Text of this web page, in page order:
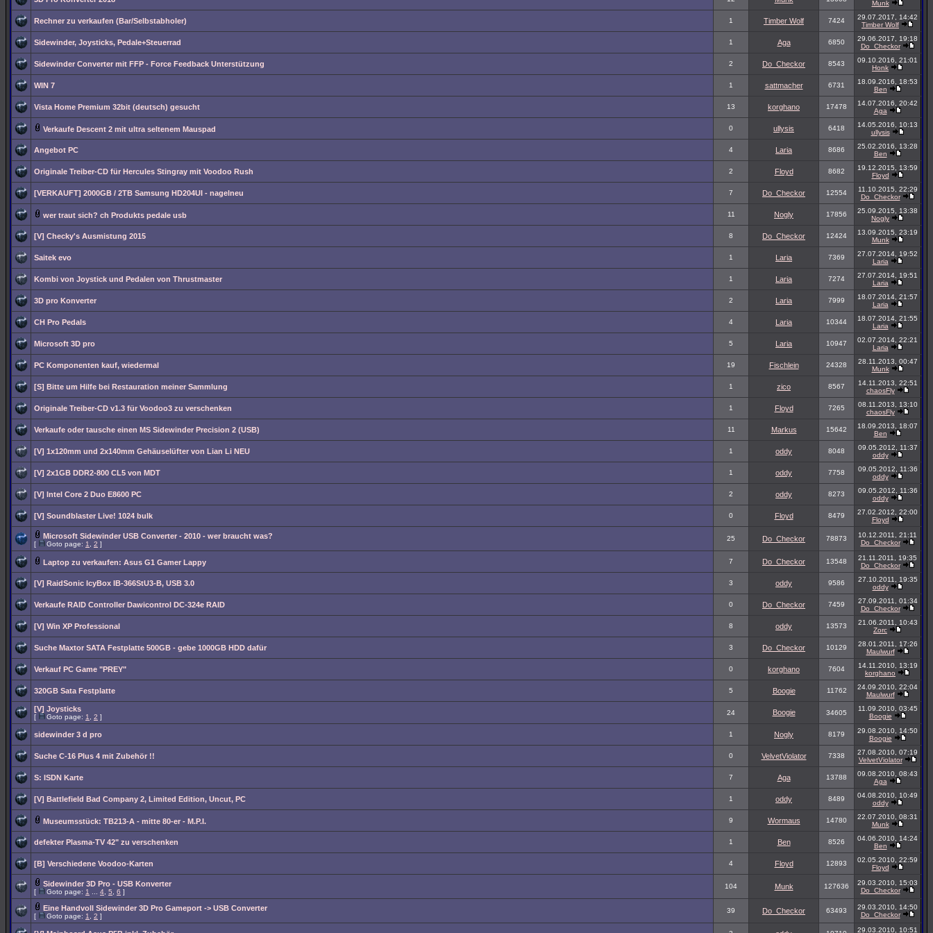
Munk
Rechner zu verkaufen (Bar/Selbstabholer) 1 Timber Wolf 7424
29.07.2017, 14:42
Timber Wolf
Sidewinder, Joysticks, Pedale+Steuerrad 1 Aga 6850
29.06.2017, 19:18
Do_Checkor
Sidewinder Converter mit FFP - Force Feedback Unterstützung 2 Do_Checkor 8543
09.10.2016, 21:01
Honk
WIN 7 1 sattmacher 6731
18.09.2016, 18:53
Ben
Vista Home Premium 32bit (deutsch) gesucht 13 korghano 17478
14.07.2016, 20:42
Aga
Verkaufe Descent 2 mit ultra seltenem Mauspad 0 ullysis 6418
14.05.2016, 10:13
ullysis
Angebot PC 4 Laria 8686
25.02.2016, 13:28
Ben
Originale Treiber-CD für Hercules Stingray mit Voodoo Rush 2 Floyd 8682
19.12.2015, 13:59
Floyd
[VERKAUFT] 2000GB / 2TB Samsung HD204UI - nagelneu 7 Do_Checkor 12554
11.10.2015, 22:29
Do_Checkor
wer traut sich? ch Produkts pedale usb 11 Nogly 17856
25.09.2015, 13:38
Nogly
[V] Checky's Ausmistung 2015 8 Do_Checkor 12424
13.09.2015, 23:19
Munk
Saitek evo 1 Laria 7369
27.07.2014, 19:52
Laria
Kombi von Joystick und Pedalen von Thrustmaster 1 Laria 7274
27.07.2014, 19:51
Laria
3D pro Konverter 2 Laria 7999
18.07.2014, 21:57
Laria
CH Pro Pedals 4 Laria 10344
18.07.2014, 21:55
Laria
Microsoft 3D pro 5 Laria 10947
02.07.2014, 22:21
Laria
PC Komponenten kauf, wiedermal 19 Fischlein 24328
28.11.2013, 00:47
Munk
[S] Bitte um Hilfe bei Restauration meiner Sammlung 1 zico 8567
14.11.2013, 22:51
chaosFly
Originale Treiber-CD v1.3 für Voodoo3 zu verschenken 1 Floyd 7265
08.11.2013, 13:10
chaosFly
Verkaufe oder tausche einen MS Sidewinder Precision 2 (USB) 11 Markus 15642
18.09.2013, 18:07
Ben
[V] 1x120mm und 2x140mm Gehäuselüfter von Lian Li NEU 1 oddy 8048
09.05.2012, 11:37
oddy
[V] 2x1GB DDR2-800 CL5 von MDT 1 oddy 7758
09.05.2012, 11:36
oddy
[V] Intel Core 2 Duo E8600 PC 2 oddy 8273
09.05.2012, 11:36
oddy
[V] Soundblaster Live! 1024 bulk 0 Floyd 8479
27.02.2012, 22:00
Floyd
Microsoft Sidewinder USB Converter - 2010 - wer braucht was?
[ Goto page: 1 2 ]
25 Do_Checkor 78873
10.12.2011, 21:11
Do_Checkor
Laptop zu verkaufen: Asus G1 Gamer Lappy 7 Do_Checkor 13548
21.11.2011, 19:35
Do_Checkor
[V] RaidSonic IcyBox IB-366StU3-B, USB 3.0 3 oddy 9586
27.10.2011, 19:35
oddy
Verkaufe RAID Controller Dawicontrol DC-324e RAID 0 Do_Checkor 7459
27.09.2011, 01:34
Do_Checkor
[V] Win XP Professional 8 oddy 13573
21.06.2011, 10:43
Zorc
Suche Maxtor SATA Festplatte 500GB - gebe 1000GB HDD dafür 3 Do_Checkor 10129
28.01.2011, 17:26
Maulwurf
Verkauf PC Game "PREY" 0 korghano 7604
14.11.2010, 13:19
korghano
320GB Sata Festplatte 5 Boogie 11762
24.09.2010, 22:04
Maulwurf
[V] Joysticks
[ Goto page: 1 2 ]
24 Boogie 34605
11.09.2010, 03:45
Boogie
sidewinder 3 d pro 1 Nogly 8179
29.08.2010, 14:50
Boogie
Suche C-16 Plus 4 mit Zubehör !! 0 VelvetViolator 7338
27.08.2010, 07:19
VelvetViolator
S: ISDN Karte 7 Aga 13788
09.08.2010, 08:43
Aga
[V] Battlefield Bad Company 2, Limited Edition, Uncut, PC 1 oddy 8489
04.08.2010, 10:49
oddy
Museumsstück: TB213-A - mitte 80-er - M.P.I. 9 Wormaus 14780
22.07.2010, 08:31
Munk
defekter Plasma-TV 42" zu verschenken 1 Ben 8526
04.06.2010, 14:24
Ben
[B] Verschiedene Voodoo-Karten 4 Floyd 12893
02.05.2010, 22:59
Floyd
Sidewinder 3D Pro - USB Konverter
[ Goto page: 1 4 5 6 ]
104 Munk 127636
29.03.2010, 15:03
Do_Checkor
Eine Handvoll Sidewinder 3D Pro Gameport -> USB Converter
[ Goto page: 1 2 ]
39 Do_Checkor 63493
29.03.2010, 14:50
Do_Checkor
29.03.2010, 10:51